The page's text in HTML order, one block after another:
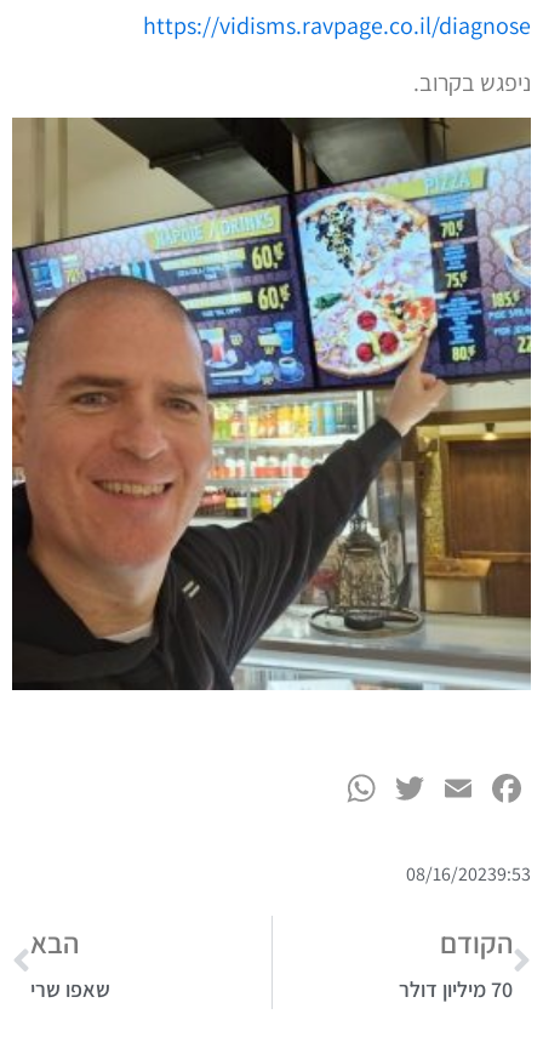
https://vidisms.ravpage.co.il/diagnose
ניפגש בקרוב.
Facebook
Email
Twitter
9:53
08/16/2023
הקודם
70 מיליון דולר
הבא
שאפו שרי